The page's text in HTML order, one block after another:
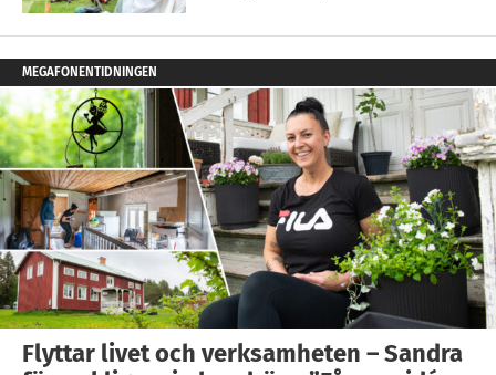
MEGAFONENTIDNINGEN
Flyttar livet och verksamheten – Sandra